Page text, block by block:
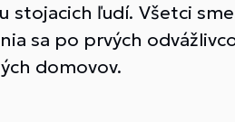
stojacich ľudí. Všetci
sa po prvých
domovov.